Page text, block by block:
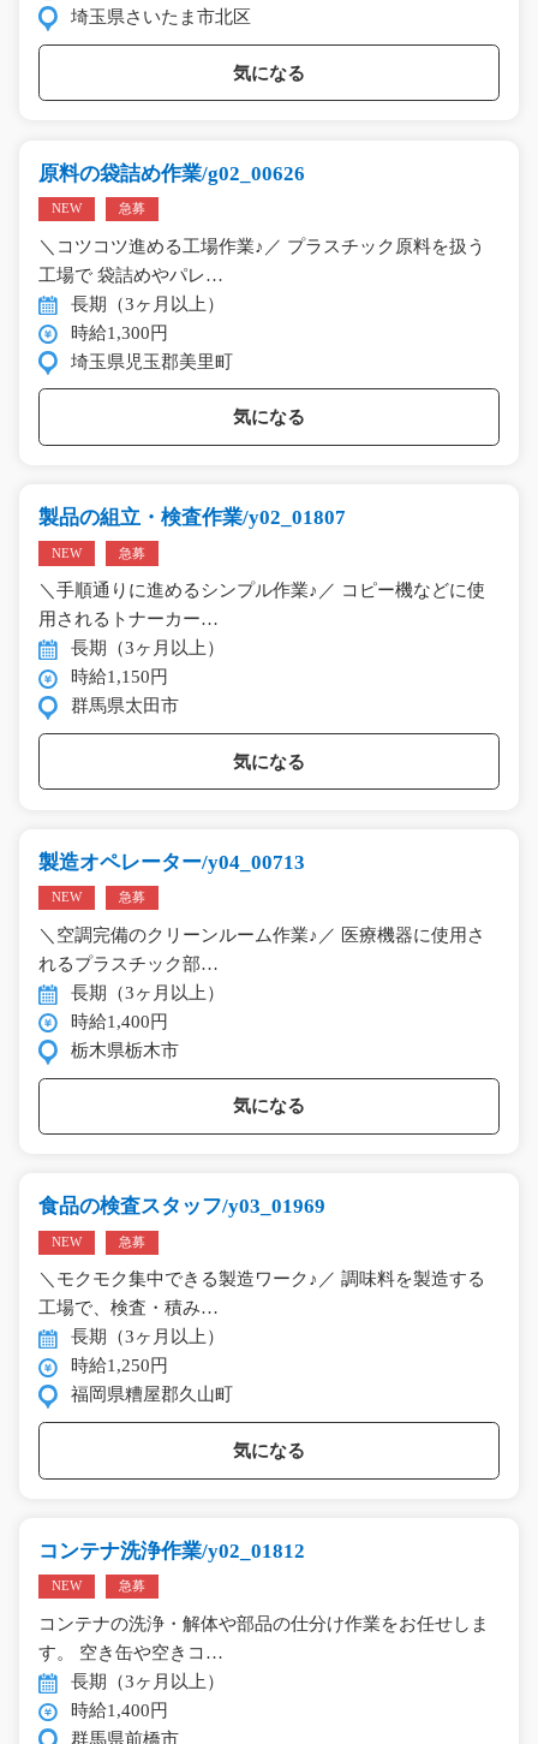
埼玉県さいたま市北区
気になる
原料の袋詰め作業/g02_00626
NEW 急募
＼コツコツ進める工場作業♪／ プラスチック原料を扱う
工場で 袋詰めやパレ…
長期（3ヶ月以上）
時給1,300円
埼玉県児玉郡美里町
気になる
製品の組立・検査作業/y02_01807
NEW 急募
＼手順通りに進めるシンプル作業♪／ コピー機などに使
用されるトナーカー…
長期（3ヶ月以上）
時給1,150円
群馬県太田市
気になる
製造オペレーター/y04_00713
NEW 急募
＼空調完備のクリーンルーム作業♪／ 医療機器に使用さ
れるプラスチック部…
長期（3ヶ月以上）
時給1,400円
栃木県栃木市
気になる
食品の検査スタッフ/y03_01969
NEW 急募
＼モクモク集中できる製造ワーク♪／ 調味料を製造する
工場で、検査・積み…
長期（3ヶ月以上）
時給1,250円
福岡県糟屋郡久山町
気になる
コンテナ洗浄作業/y02_01812
NEW 急募
コンテナの洗浄・解体や部品の仕分け作業をお任せしま
す。 空き缶や空きコ…
長期（3ヶ月以上）
時給1,400円
群馬県前橋市